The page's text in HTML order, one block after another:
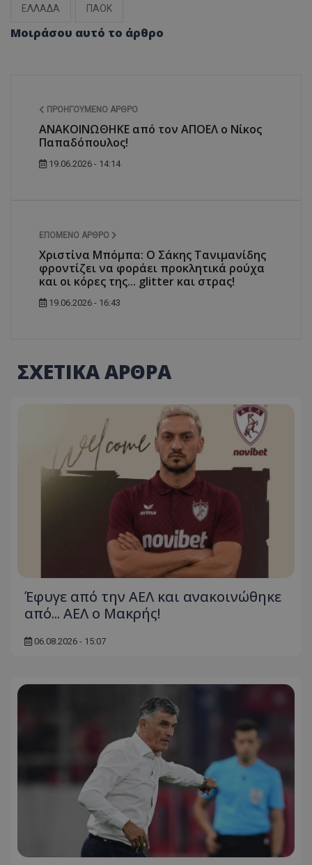
ΕΛΛΑΔΑ ΠΑΟΚ
Μοιράσου αυτό το άρθρο
ΠΡΟΗΓΟΎΜΕΝΟ ΆΡΘΡΟ
ANAKOINΩΘΗΚΕ από τον ΑΠΟΕΛ ο Νίκος
Παπαδόπουλος!
19.06.2026 - 14:14
ΕΠΌΜΕΝΟ ΆΡΘΡΟ
Χριστίνα Μπόμπα: Ο Σάκης Τανιμανίδης
φροντίζει να φοράει προκλητικά ρούχα
και οι κόρες της... glitter και στρας!
19.06.2026 - 16:43
ΣΧΕΤΙΚΑ ΑΡΘΡΑ
Έφυγε από την ΑΕΛ και ανακοινώθηκε
από... ΑΕΛ ο Μακρής!
06.08.2026 - 15:07